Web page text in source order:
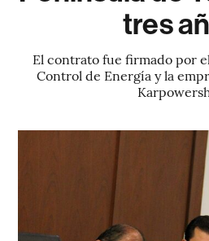
tres
El contrato fue firmado por
Control de Energía y la